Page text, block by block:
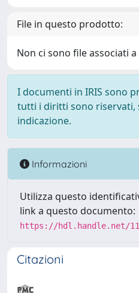
File in questo prodotto:
Non ci sono file associati
I documenti in IRIS sono
tutti i diritti sono riservati,
indicazione.
Informazioni
Utilizza questo
link a questo documento:
https://hdl.handle.net/
Citazioni